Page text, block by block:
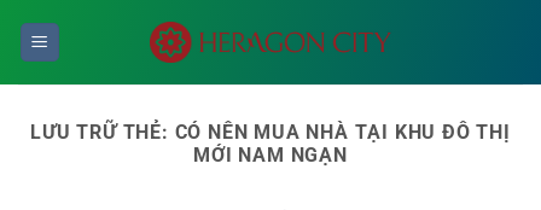
LƯU TRỮ THẺ: CÓ NÊN MUA NHÀ TẠI KHU ĐÔ THỊ
MỚI NAM NGẠN